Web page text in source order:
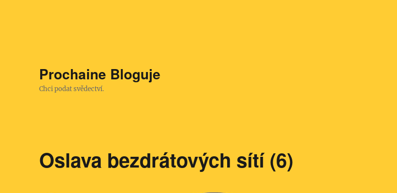
Prochaine Bloguje
Chci podat svědectví.
Oslava bezdrátových sítí (6)